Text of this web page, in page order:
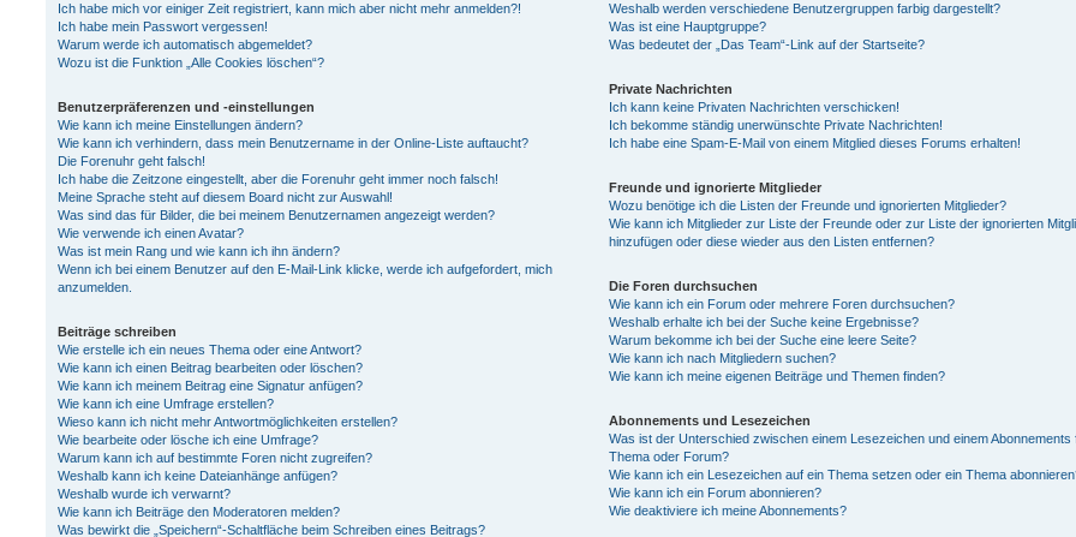
Ich habe mich vor einiger Zeit registriert, kann mich aber nicht mehr anmelden?!
Ich habe mein Passwort vergessen!
Warum werde ich automatisch abgemeldet?
Wozu ist die Funktion „Alle Cookies löschen“?
Benutzerpräferenzen und -einstellungen
Wie kann ich meine Einstellungen ändern?
Wie kann ich verhindern, dass mein Benutzername in der Online-Liste auftaucht?
Die Forenuhr geht falsch!
Ich habe die Zeitzone eingestellt, aber die Forenuhr geht immer noch falsch!
Meine Sprache steht auf diesem Board nicht zur Auswahl!
Was sind das für Bilder, die bei meinem Benutzernamen angezeigt werden?
Wie verwende ich einen Avatar?
Was ist mein Rang und wie kann ich ihn ändern?
Wenn ich bei einem Benutzer auf den E-Mail-Link klicke, werde ich aufgefordert, mich
anzumelden.
Beiträge schreiben
Wie erstelle ich ein neues Thema oder eine Antwort?
Wie kann ich einen Beitrag bearbeiten oder löschen?
Wie kann ich meinem Beitrag eine Signatur anfügen?
Wie kann ich eine Umfrage erstellen?
Wieso kann ich nicht mehr Antwortmöglichkeiten erstellen?
Wie bearbeite oder lösche ich eine Umfrage?
Warum kann ich auf bestimmte Foren nicht zugreifen?
Weshalb kann ich keine Dateianhänge anfügen?
Weshalb wurde ich verwarnt?
Wie kann ich Beiträge den Moderatoren melden?
Was bewirkt die „Speichern“-Schaltfläche beim Schreiben eines Beitrags?
Weshalb werden verschiedene Benutzergruppen farbig dargestellt?
Was ist eine Hauptgruppe?
Was bedeutet der „Das Team“-Link auf der Startseite?
Private Nachrichten
Ich kann keine Privaten Nachrichten verschicken!
Ich bekomme ständig unerwünschte Private Nachrichten!
Ich habe eine Spam-E-Mail von einem Mitglied dieses Forums erhalten!
Freunde und ignorierte Mitglieder
Wozu benötige ich die Listen der Freunde und ignorierten Mitglieder?
Wie kann ich Mitglieder zur Liste der Freunde oder zur Liste der ignorierten
hinzufügen oder diese wieder aus den Listen entfernen?
Die Foren durchsuchen
Wie kann ich ein Forum oder mehrere Foren durchsuchen?
Weshalb erhalte ich bei der Suche keine Ergebnisse?
Warum bekomme ich bei der Suche eine leere Seite?
Wie kann ich nach Mitgliedern suchen?
Wie kann ich meine eigenen Beiträge und Themen finden?
Abonnements und Lesezeichen
Was ist der Unterschied zwischen einem Lesezeichen und einem Abonnements
Thema oder Forum?
Wie kann ich ein Lesezeichen auf ein Thema setzen oder ein Thema
Wie kann ich ein Forum abonnieren?
Wie deaktiviere ich meine Abonnements?